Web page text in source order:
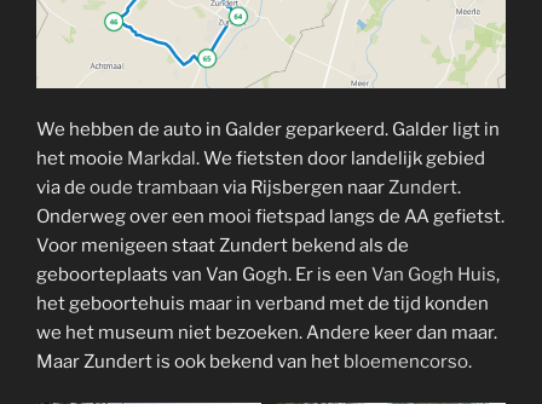
We hebben de auto in Galder geparkeerd. Galder ligt in
het mooie Markdal. We fietsten door landelijk gebied
via de oude trambaan via Rijsbergen naarZundert.
Onderweg over een mooi fietspad langs de AA gefietst.
Voor menigeen staat Zundert bekend als de
geboorteplaats van Van Gogh. Er is een Van Gogh Huis,
het geboortehuis maar in verband met de tijd konden
we het museum niet bezoeken. Andere keer dan maar.
Maar Zundert is ook bekend van het bloemencorso.